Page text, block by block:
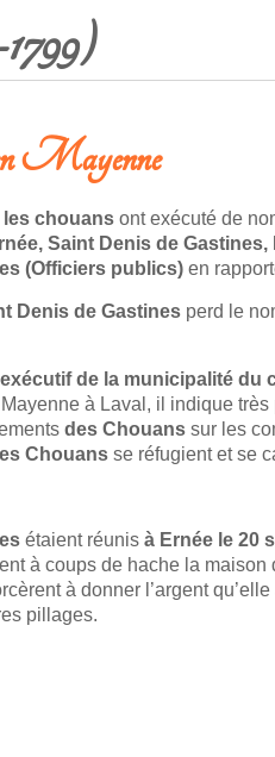
Mayenne
les chouans ont exécuté de
Saint Denis de
(Officiers publics) en
Denis de Gastines perd le
de la municipalité du
à Laval, il indique
des Chouans sur les
les Chouans se réfugient et se
étaient réunis à Ernée le 20
à coups de hache la maison
à donner l’argent
pillages.